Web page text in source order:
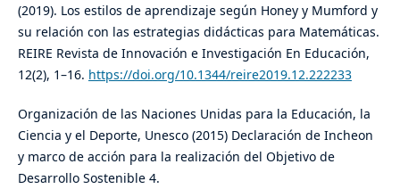
(2019). Los estilos de aprendizaje según Honey y Mumford y
su relación con las estrategias didácticas para Matemáticas.
REIRE Revista de Innovación e Investigación En Educación,
12(2), 1–16. https://doi.org/10.1344/reire2019.12.222233
Organización de las Naciones Unidas para la Educación, la
Ciencia y el Deporte, Unesco (2015) Declaración de Incheon
y marco de acción para la realización del Objetivo de
Desarrollo Sostenible 4.